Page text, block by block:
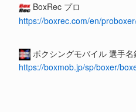
BoxRec プロ
https://boxrec.com/en/
ボクシングモバイル 選手名
https://boxmob.jp/sp/boxer/